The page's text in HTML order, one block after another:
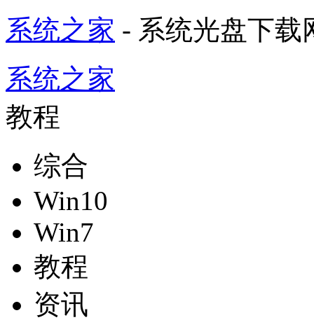
系统之家 - 系统光盘下载
系统之家
教程
综合
Win10
Win7
教程
资讯